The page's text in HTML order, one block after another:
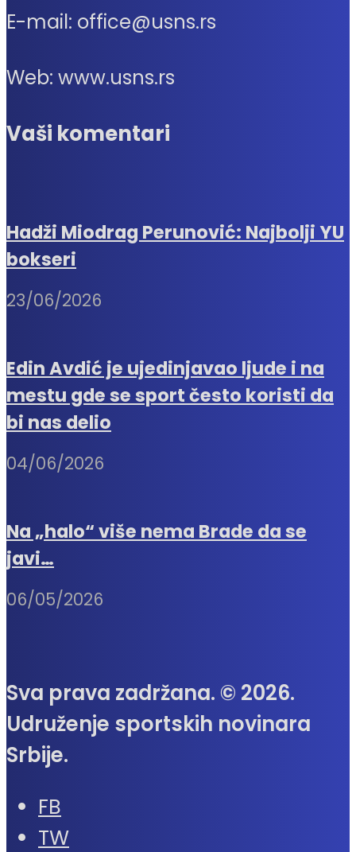
E-mail: office@usns.rs
Web: www.usns.rs
Vaši komentari
Hadži Miodrag Perunović: Najbolji YU
bokseri
23/06/2026
Edin Avdić je ujedinjavao ljude i na
mestu gde se sport često koristi da
bi nas delio
04/06/2026
Na „halo“ više nema Brade da se
javi…
06/05/2026
Sva prava zadržana. © 2026.
Udruženje sportskih novinara
Srbije.
FB
TW